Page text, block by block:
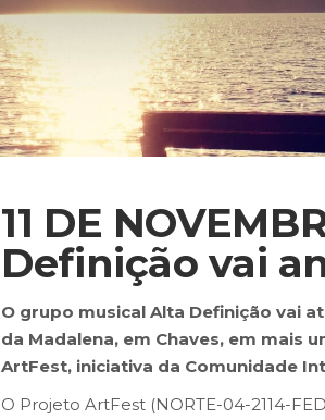
11 DE
Definição vai
O grupo musical Alta Definição vai
da Madalena, em Chaves, em mais
ArtFest, iniciativa da Comunidade
O Projeto ArtFest (NORTE-04-2114-